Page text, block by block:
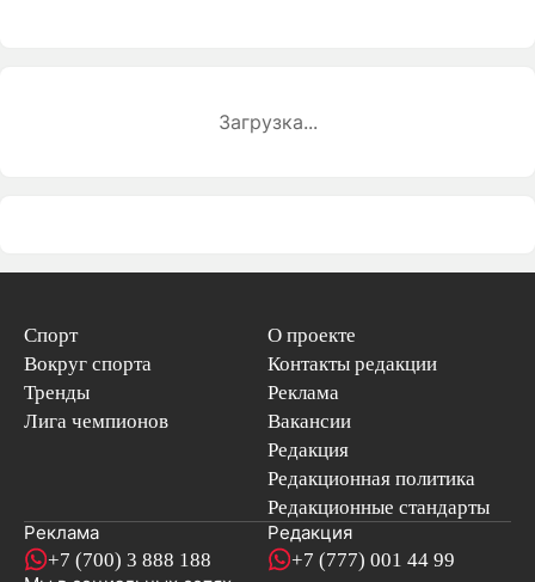
Загрузка...
Спорт
Вокруг спорта
Тренды
Лига чемпионов
О проекте
Контакты редакции
Реклама
Вакансии
Редакция
Редакционная политика
Редакционные стандарты
Реклама
+7 (700) 3 888 188
Редакция
+7 (777) 001 44 99